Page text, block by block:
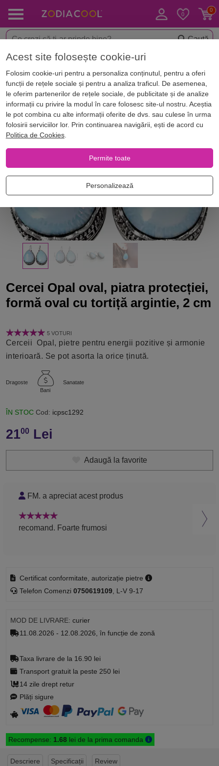
Caută
< Bijuterii norocoase Cercei cu pietre semipretioase
Cercei Opal oval, piatra protecției,
formă oval cu tortiță argintie, 2 cm
5 VOTURI
Cerceii Opal, pietre pentru energii pozitive și armonie
interioară. Se pot asorta la orice ținută.
Dragoste
Bani
Sanatate
ÎN STOC Cod: icpsc1292
2100Lei
Adaugă la favorite
FM. a apreciat acest produs
recomand. Foarte frumosi
Certificat conformitate, autorizație pietre
Telefon Comenzi 0750619109, L-V 9-17
MOD DE LIVRARE: curier
11.08.2026 - 12.08.2026, în funcție de zonă
Taxa livrare de la 16.90 lei
Transport gratuit la peste 250 lei
14 zile drept retur
Plăți sigure
Recompense: 1.68lei de la prima comanda
Descriere Specificații Review
Acest site folosește cookie-uri
Folosim cookie-uri pentru a personaliza conținutul, pentru a oferi
funcții de rețele sociale și pentru a analiza traficul. De asemenea,
le oferim partenerilor de rețele sociale, de publicitate și de analize
informații cu privire la modul în care folosesc site-ul nostru. Aceștia
le pot combina cu alte informații oferite de dvs. sau culese în urma
folosirii serviciilor lor. Prin continuarea navigării, ești de acord cu
Politica de Cookies.
Permite toate
Personalizează